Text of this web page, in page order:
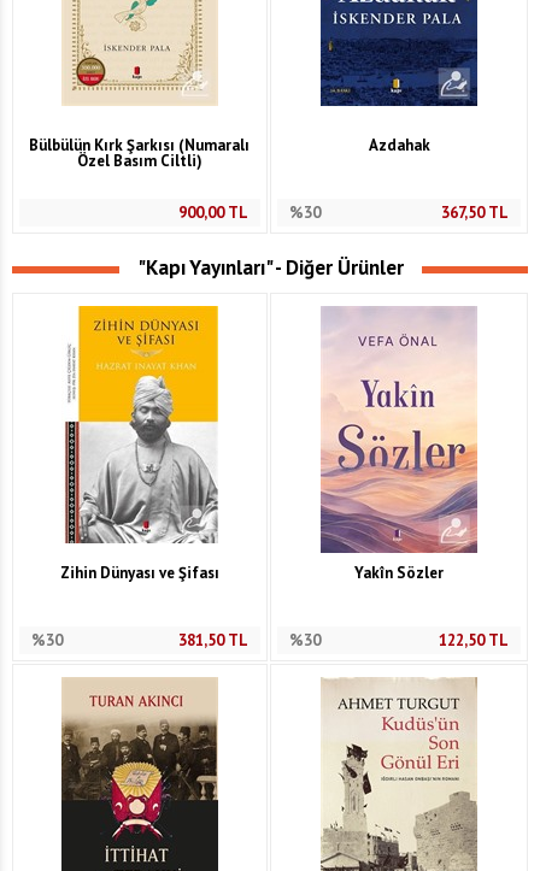
Bülbülün Kırk Şarkısı (Numaralı
Özel Basım Ciltli)
900,00TL
Azdahak
%30 367,50TL
"Kapı Yayınları" - Diğer Ürünler
Zihin Dünyası ve Şifası
%30 381,50TL
Yakîn Sözler
%30 122,50TL